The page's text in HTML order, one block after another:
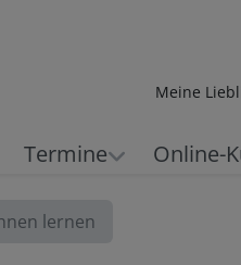
Meine
Termine Online-
lernen